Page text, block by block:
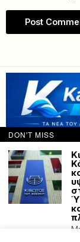
Powered with
DON'T MISS